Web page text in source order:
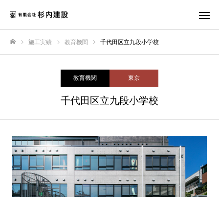
施工実績 教育機関 千代田区立九段小学校
教育機関 東京
千代田区立九段小学校